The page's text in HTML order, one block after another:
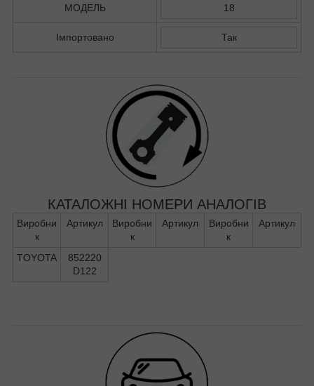
МОДЕЛЬ 18
Імпортовано Так
КАТАЛОЖНІ НОМЕРИ АНАЛОГІВ
Виробни
к
Артикул
Виробни
к
Артикул
Виробни
к
Артикул
TOYOTA
852220
D122